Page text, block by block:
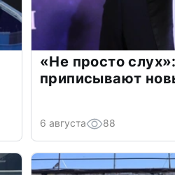
«Не просто
приписывают
6 августа 88